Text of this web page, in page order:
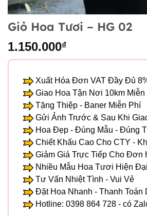
Giỏ Hoa Tươi – HG 02
1.150.000₫
Xuất Hóa Đơn VAT Đầy Đủ
Giao Hoa Tận Nơi 10km Miễn
Tặng Thiệp - Baner Miễn Phí
Gửi Ảnh Trước & Sau Khi
Hoa Đẹp - Đúng Mẫu - Đúng
Chiết Khấu Cao Cho CTY -
Giảm Giá Trực Tiếp Cho Đơn
Nhiều Mẫu Hoa Tươi Hiện Đại
Tư Vấn Nhiệt Tình - Vui Vẻ
Đặt Hoa Nhanh - Thanh Toán
Hotline: 0398 864 728 - có